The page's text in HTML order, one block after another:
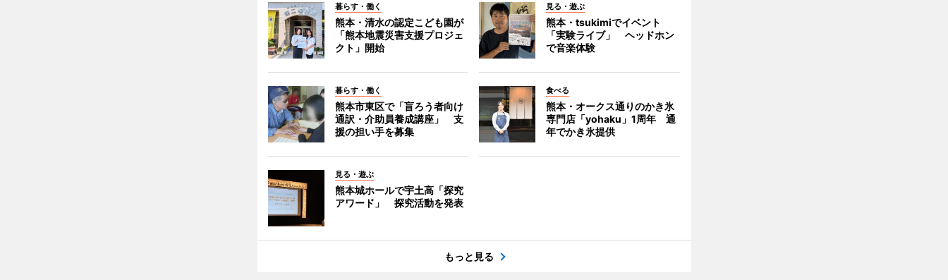
暮らす・働く
熊本・清水の認定こども園が
「熊本地震災害支援プロジェ
クト」開始
見る・遊ぶ
熊本・tsukimiでイベント
「実験ライブ」 ヘッドホン
で音楽体験
暮らす・働く
熊本市東区で「盲ろう者向け
通訳・介助員養成講座」 支
援の担い手を募集
食べる
熊本・オークス通りのかき氷
専門店「yohaku」1周年 通
年でかき氷提供
見る・遊ぶ
熊本城ホールで宇土高「探究
アワード」 探究活動を発表
もっと見る